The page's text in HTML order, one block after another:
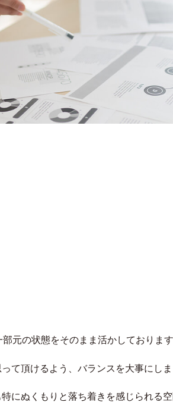
元の状態をそのまま活かしております
て頂けるよう、バランスを大事にしま
にぬくもりと落ち着きを感じられる空